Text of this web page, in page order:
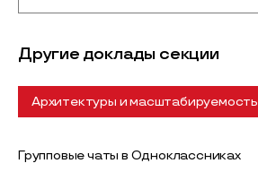
Другие доклады секции
Архитектуры и масштабируемость
Групповые чаты в Одноклассниках